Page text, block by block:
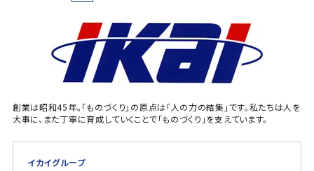
創業は昭和45年。「ものづくり」の原点は「人の力の結集」です。私たちは人を
大事に、また丁寧に育成していくことで「ものづくり」を支えています。
イカイグループ